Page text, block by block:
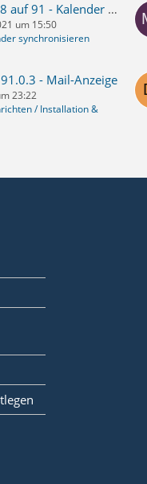
Nach Update von Version 78 auf 91 - Kalender Pop-Up Probleme
um 15:50
synchronisieren
- Mail-Anzeige
23:22
/ Installation &